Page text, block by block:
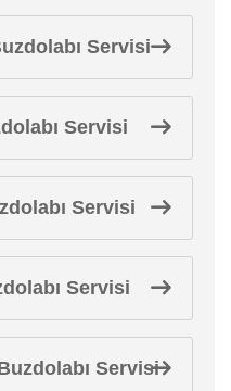
Servisi
Servisi
Servisi
Servisi
Servisi